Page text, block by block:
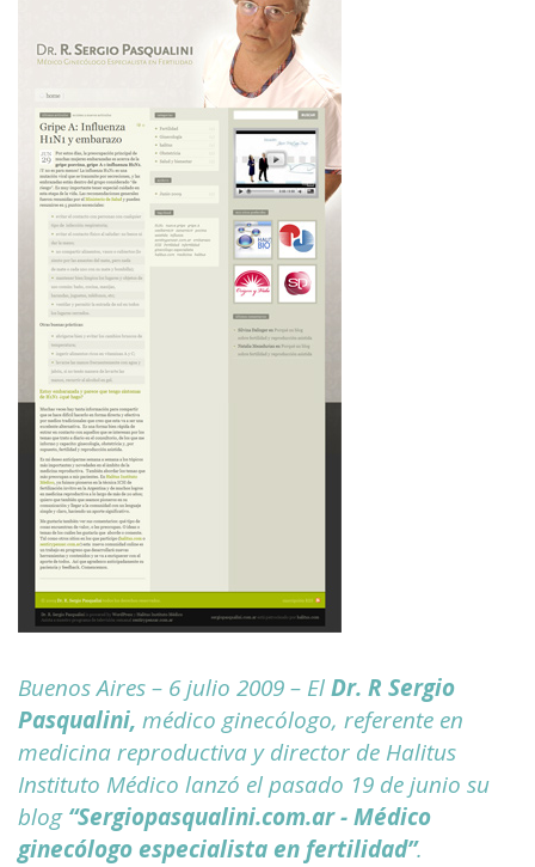
Buenos Aires – 6 julio 2009 – ElDr. R Sergio
Pasqualini, médico ginecólogo, referente en
medicina reproductiva y director de Halitus
Instituto Médico lanzó el pasado 19 de junio su
blog“Sergiopasqualini.com.ar - Médico
ginecólogo especialista en fertilidad”.